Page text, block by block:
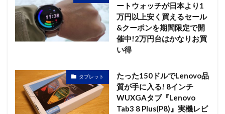
ートウォッチが日本より1
万円以上安く買えるセール
&クーポンを期間限定で開
催中!2万円台はかなりお買
い得
タブレット
たった150ドルでLenovo品
質が手に入る! 8インチ
WUXGAタブ『Lenovo
Tab3 8 Plus(P8)』実機レビ